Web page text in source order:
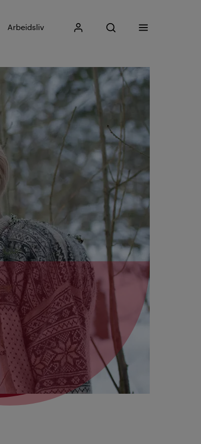
Arbeidsliv Mitt KristianiaÅpne søk
Skriv inn søkefrase
Søk
Meny